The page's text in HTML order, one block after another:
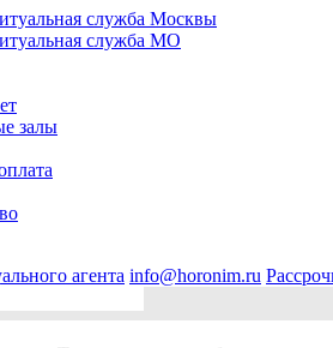
служба Москвы
служба МО
залы
агента info@horonim.ru